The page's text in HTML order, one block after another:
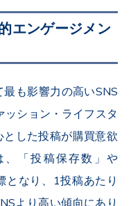
エンゲージメン
も影響力の高いSNS
ッション・ライフスタ
した投稿が購買意欲
、「投稿保存数」や
となり、1投稿あたり